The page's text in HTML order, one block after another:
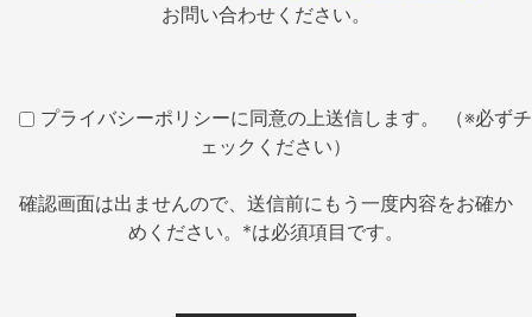
お問い合わせください。
プライバシーポリシーに同意の上送信します。 （※必ずチ
ェックください）
確認画面は出ませんので、送信前にもう一度内容をお確か
めください。*は必須項目です。